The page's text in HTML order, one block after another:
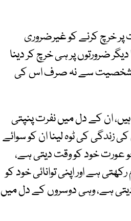
پر خرچ کرنے کو غیرضروری
ضرورتوں پر ہی خرچ کر دینا
شخصیت سے نہ صرف اس کی
ان کے دل میں نفرت پنپتی
زندگی کی ٹوہ لینا ان کو سوائے
عورت خود کو وقت دیتی ہے،
ہے اور اپنی توانائی خود کو
ہے، وہی دوسروں کے دل میں